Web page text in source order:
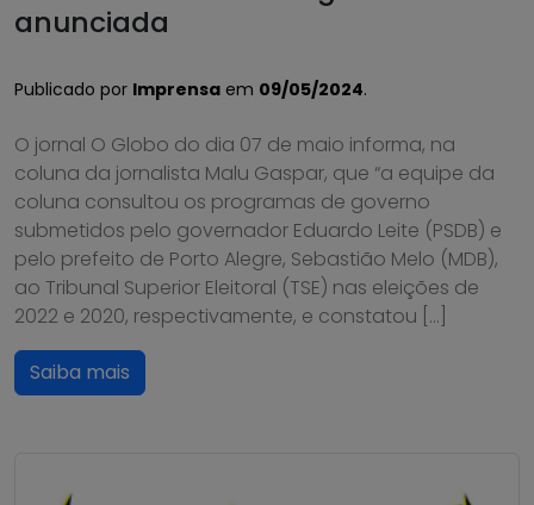
anunciada
Publicado por Imprensa em 09/05/2024.
O jornal O Globo do dia 07 de maio informa, na
coluna da jornalista Malu Gaspar, que “a equipe da
coluna consultou os programas de governo
submetidos pelo governador Eduardo Leite (PSDB) e
pelo prefeito de Porto Alegre, Sebastião Melo (MDB),
ao Tribunal Superior Eleitoral (TSE) nas eleições de
2022 e 2020, respectivamente, e constatou […]
Saiba mais